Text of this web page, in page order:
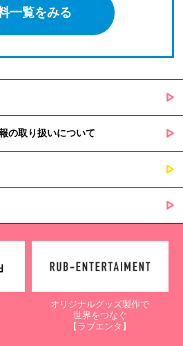
一覧をみる
の取り扱いについて
オリジナルグッズ製作で
世界をつなぐ
【ラブエンタ】